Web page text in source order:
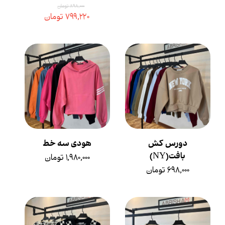
۸۹۸,۰۰۰ تومان
۷۹۹,۲۲۰ تومان
دورس کش
بافت(NY)
۶۹۸,۰۰۰ تومان
هودی سه خط
۱,۹۸۰,۰۰۰ تومان